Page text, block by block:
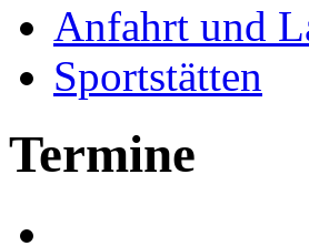
Anfahrt und
Sportstätten
Termine